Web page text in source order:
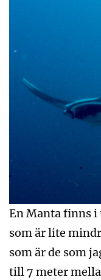
En Manta finns i
som är lite
som är de som
till 7 meter